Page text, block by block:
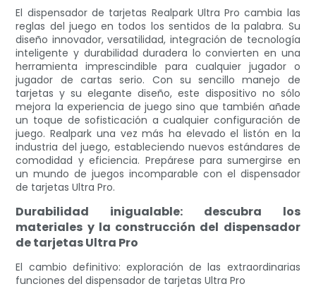
El dispensador de tarjetas Realpark Ultra Pro cambia las
reglas del juego en todos los sentidos de la palabra. Su
diseño innovador, versatilidad, integración de tecnología
inteligente y durabilidad duradera lo convierten en una
herramienta imprescindible para cualquier jugador o
jugador de cartas serio. Con su sencillo manejo de
tarjetas y su elegante diseño, este dispositivo no sólo
mejora la experiencia de juego sino que también añade
un toque de sofisticación a cualquier configuración de
juego. Realpark una vez más ha elevado el listón en la
industria del juego, estableciendo nuevos estándares de
comodidad y eficiencia. Prepárese para sumergirse en
un mundo de juegos incomparable con el dispensador
de tarjetas Ultra Pro.
Durabilidad inigualable: descubra los
materiales y la construcción del dispensador
de tarjetas Ultra Pro
El cambio definitivo: exploración de las extraordinarias
funciones del dispensador de tarjetas Ultra Pro